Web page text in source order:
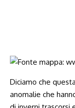
Diciamo che
anomalie che